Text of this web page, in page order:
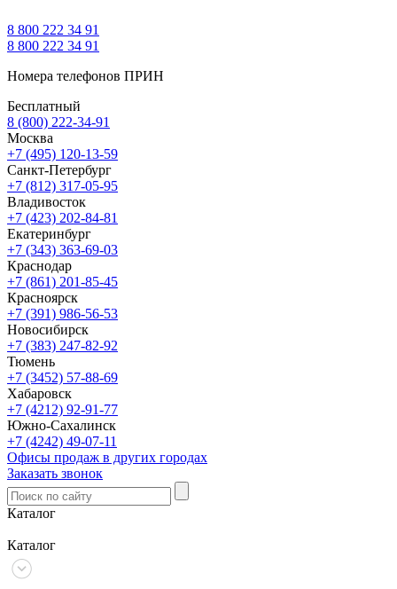
8 800 222 34 91
8 800 222 34 91
Номера телефонов ПРИН
Бесплатный
8 (800) 222-34-91
Москва
+7 (495) 120-13-59
Санкт-Петербург
+7 (812) 317-05-95
Владивосток
+7 (423) 202-84-81
Екатеринбург
+7 (343) 363-69-03
Краснодар
+7 (861) 201-85-45
Красноярск
+7 (391) 986-56-53
Новосибирск
+7 (383) 247-82-92
Тюмень
+7 (3452) 57-88-69
Хабаровск
+7 (4212) 92-91-77
Южно-Сахалинск
+7 (4242) 49-07-11
Офисы продаж в других городах
Заказать звонок
Каталог
Каталог